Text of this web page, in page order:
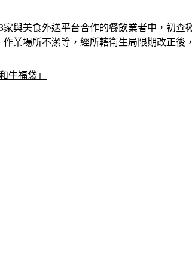
與美食外送平台合作的餐飲業者中，初
業場所不潔等，經所轄衛生局限期改正後
牛福袋」